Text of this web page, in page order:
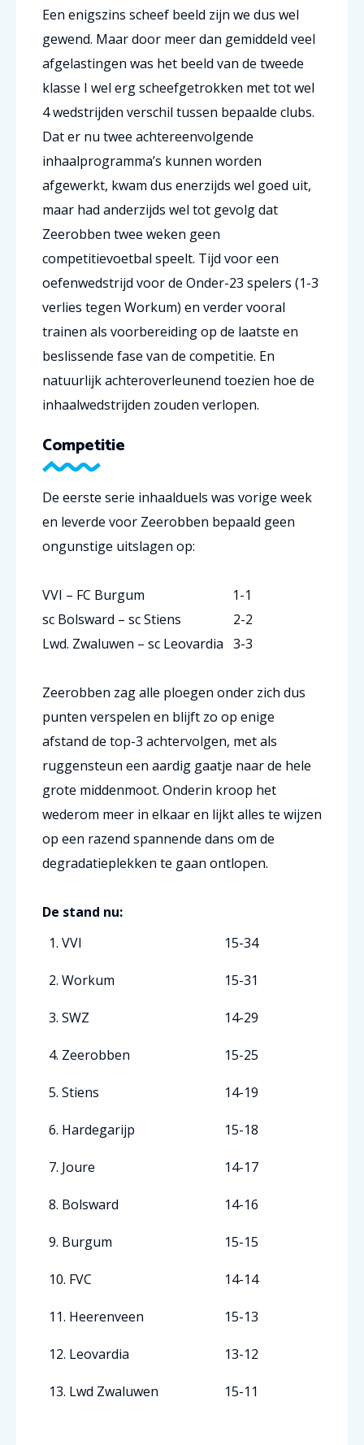
Een enigszins scheef beeld zijn we dus wel
gewend. Maar door meer dan gemiddeld veel
afgelastingen was het beeld van de tweede
klasse I wel erg scheefgetrokken met tot wel
4 wedstrijden verschil tussen bepaalde clubs.
Dat er nu twee achtereenvolgende
inhaalprogramma’s kunnen worden
afgewerkt, kwam dus enerzijds wel goed uit,
maar had anderzijds wel tot gevolg dat
Zeerobben twee weken geen
competitievoetbal speelt. Tijd voor een
oefenwedstrijd voor de Onder-23 spelers (1-3
verlies tegen Workum) en verder vooral
trainen als voorbereiding op de laatste en
beslissende fase van de competitie. En
natuurlijk achteroverleunend toezien hoe de
inhaalwedstrijden zouden verlopen.
Competitie
De eerste serie inhaalduels was vorige week
en leverde voor Zeerobben bepaald geen
ongunstige uitslagen op:
VVI – FC Burgum 1-1
sc Bolsward – sc Stiens 2-2
Lwd. Zwaluwen – sc Leovardia 3-3
Zeerobben zag alle ploegen onder zich dus
punten verspelen en blijft zo op enige
afstand de top-3 achtervolgen, met als
ruggensteun een aardig gaatje naar de hele
grote middenmoot. Onderin kroop het
wederom meer in elkaar en lijkt alles te wijzen
op een razend spannende dans om de
degradatieplekken te gaan ontlopen.
De stand nu:
1. VVI
15-34
2. Workum 15-31
3. SWZ 14-29
4. Zeerobben 15-25
5. Stiens 14-19
6. Hardegarijp 15-18
7. Joure 14-17
8. Bolsward 14-16
9. Burgum 15-15
10. FVC 14-14
11. Heerenveen 15-13
12. Leovardia 13-12
13. Lwd Zwaluwen 15-11